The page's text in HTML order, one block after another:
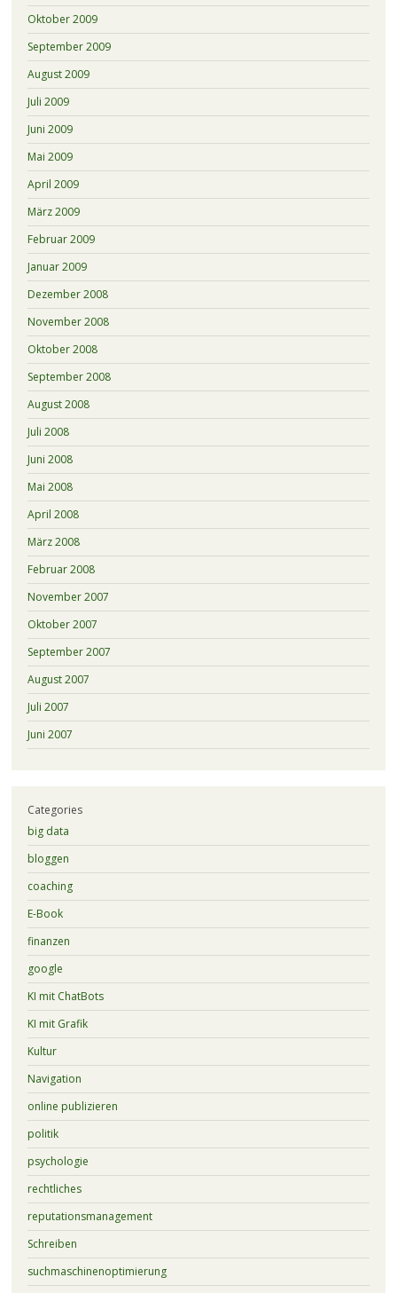
Oktober 2009
September 2009
August 2009
Juli 2009
Juni 2009
Mai 2009
April 2009
März 2009
Februar 2009
Januar 2009
Dezember 2008
November 2008
Oktober 2008
September 2008
August 2008
Juli 2008
Juni 2008
Mai 2008
April 2008
März 2008
Februar 2008
November 2007
Oktober 2007
September 2007
August 2007
Juli 2007
Juni 2007
Categories
big data
bloggen
coaching
E-Book
finanzen
google
KI mit ChatBots
KI mit Grafik
Kultur
Navigation
online publizieren
politik
psychologie
rechtliches
reputationsmanagement
Schreiben
suchmaschinenoptimierung